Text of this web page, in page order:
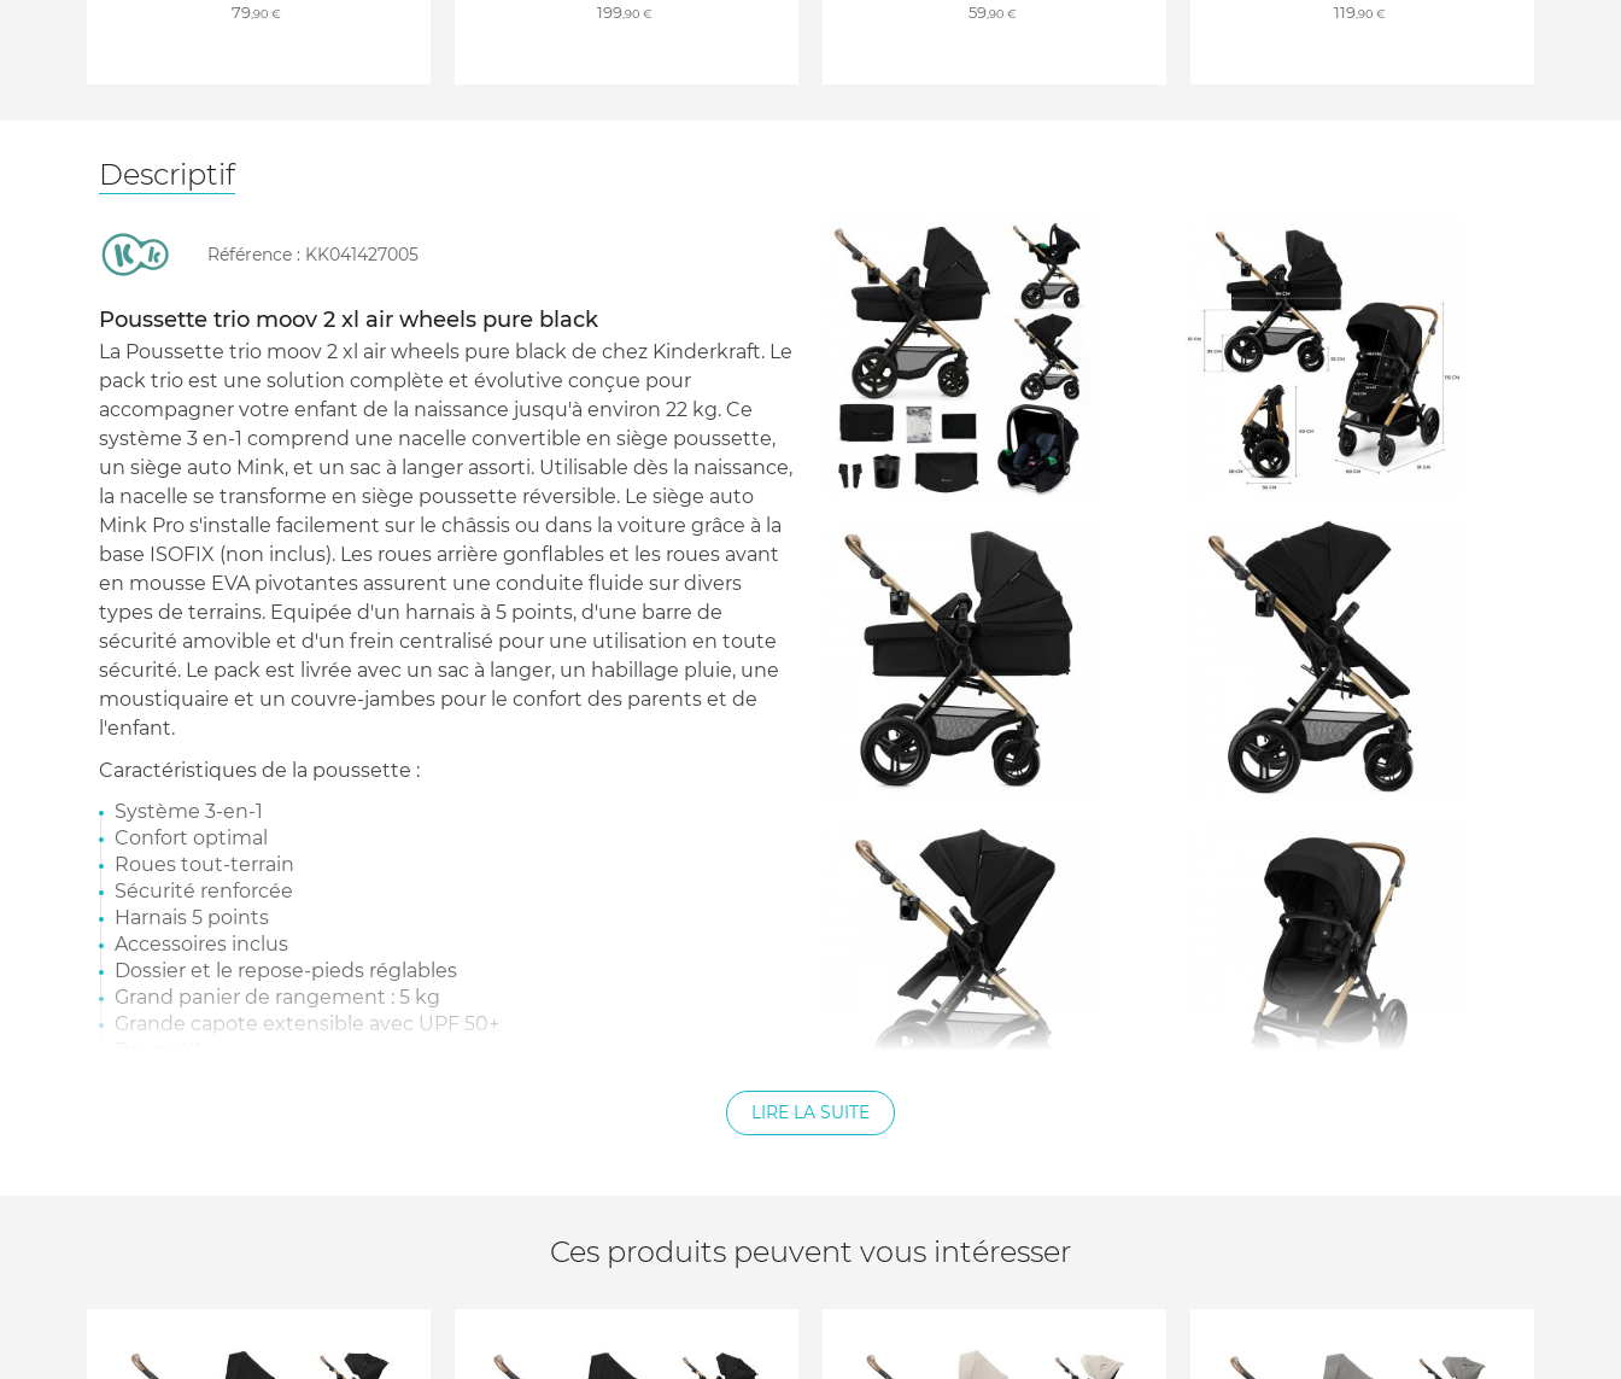
79,90 €
199,90 €
59,90 €
119,90 €
Descriptif
Référence : KK041427005
Poussette trio moov 2 xl air wheels pure black
La Poussette trio moov 2 xl air wheels pure black de chez Kinderkraft. Le
pack trio est une solution complète et évolutive conçue pour
accompagner votre enfant de la naissance jusqu'à environ 22 kg. Ce
système 3 en-1 comprend une nacelle convertible en siège poussette,
un siège auto Mink, et un sac à langer assorti. Utilisable dès la naissance,
la nacelle se transforme en siège poussette réversible. Le siège auto
Mink Pro s'installe facilement sur le châssis ou dans la voiture grâce à la
base ISOFIX (non inclus). Les roues arrière gonflables et les roues avant
en mousse EVA pivotantes assurent une conduite fluide sur divers
types de terrains. Equipée d'un harnais à 5 points, d'une barre de
sécurité amovible et d'un frein centralisé pour une utilisation en toute
sécurité. Le pack est livrée avec un sac à langer, un habillage pluie, une
moustiquaire et un couvre-jambes pour le confort des parents et de
l'enfant.
Caractéristiques de la poussette :
Système 3-en-1
Confort optimal
Roues tout-terrain
Sécurité renforcée
Harnais 5 points
Accessoires inclus
Dossier et le repose-pieds réglables
Grand panier de rangement : 5 kg
Grande capote extensible avec UPF 50+
Dimensions du produit : Longueur du produit déplié 91 cm Largeur duLIRE LA SUITE
Ces produits peuvent vous intéresser